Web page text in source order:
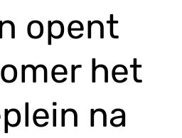
opent
het
na